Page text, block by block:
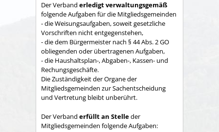
Der Verband erledigt verwaltungsgemäß
folgende Aufgaben für die Mitgliedsgemeinden
- die Weisungsaufgaben, soweit gesetzliche
Vorschriften nicht entgegenstehen,
- die dem Bürgermeister nach § 44 Abs. 2 GO
obliegenden oder übertragenen Aufgaben,
- die Haushaltsplan-, Abgaben-, Kassen- und
Rechungs­geschäfte.
Die Zuständigkeit der Organe der
Mitgliedsgemeinden zur Sachent­scheidung
und Vertretung bleibt unberührt.
Der Verband erfüllt an Stelleder
Mitgliedsgemeinden folgende Aufgaben: